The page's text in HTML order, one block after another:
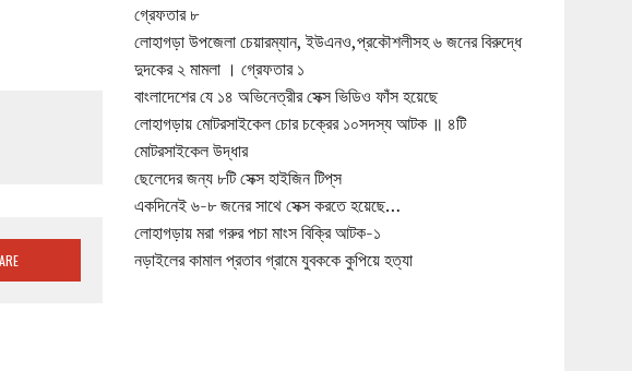
গ্রেফতার ৮
লোহাগড়া উপজেলা চেয়ারম্যান, ইউএনও,প্রকৌশলীসহ ৬ জনের বিরুদ্ধে
দুদকের ২ মামলা । গ্রেফতার ১
বাংলাদেশের যে ১৪ অভিনেত্রীর সেক্স ভিডিও ফাঁস হয়েছে
লোহাগড়ায় মোটরসাইকেল চোর চক্রের ১০সদস্য আটক ॥ ৪টি
মোটরসাইকেল উদ্ধার
ছেলেদের জন্য ৮টি সেক্স হাইজিন টিপ্‌স
একদিনেই ৬-৮ জনের সাথে সেক্স করতে হয়েছে…
লোহাগড়ায় মরা গরুর পচা মাংস বিক্রি আটক-১
নড়াইলের কামাল প্রতাব গ্রামে যুবককে কুপিয়ে হত্যা